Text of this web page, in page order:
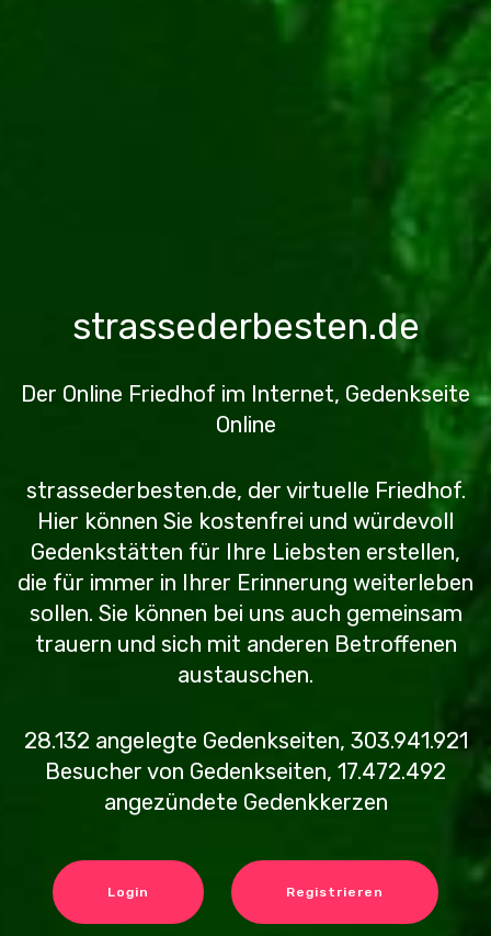
strassederbesten.de
Der Online Friedhof im Internet, Gedenkseite
Online
strassederbesten.de, der virtuelle Friedhof.
Hier können Sie kostenfrei und würdevoll
Gedenkstätten für Ihre Liebsten erstellen,
die für immer in Ihrer Erinnerung weiterleben
sollen. Sie können bei uns auch gemeinsam
trauern und sich mit anderen Betroffenen
austauschen.
28.132 angelegte Gedenkseiten, 303.941.921
Besucher von Gedenkseiten, 17.472.492
angezündete Gedenkkerzen
Login Registrieren